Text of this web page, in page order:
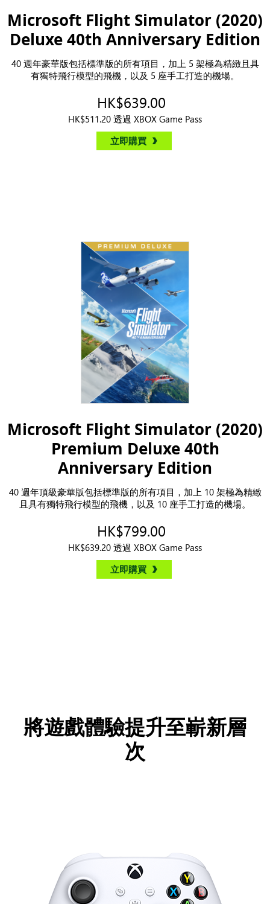
Microsoft Flight Simulator (2020)
Deluxe 40th Anniversary Edition
40 週年豪華版包括標準版的所有項目，加上 5 架極為精緻且具
有獨特飛行模型的飛機，以及 5 座手工打造的機場。
HK$639.00
HK$511.20 透過 XBOX Game Pass
立即購買
Microsoft Flight Simulator (2020)
Premium Deluxe 40th
Anniversary Edition
40 週年頂級豪華版包括標準版的所有項目，加上 10 架極為精緻
且具有獨特飛行模型的飛機，以及 10 座手工打造的機場。
HK$799.00
HK$639.20 透過 XBOX Game Pass
立即購買
將遊戲體驗提升至嶄新層
次